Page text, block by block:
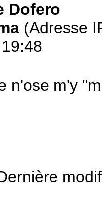
Dofero
(Adresse
n'ose m'y